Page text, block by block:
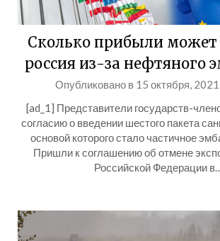
Сколько прибыли может
россия из-за нефтяного
Опубликовано в 15 октября, 2021
[ad_1] Представители государств-
согласию о введении шестого пакета
основой которого стало частичное
Пришли к соглашению об отмене
Российской Федерации